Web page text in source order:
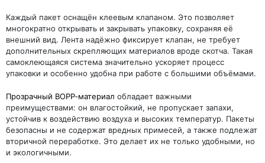
Каждый пакет оснащён клеевым клапаном. Это позволяет
многократно открывать и закрывать упаковку, сохраняя её
внешний вид. Лента надёжно фиксирует клапан, не требует
дополнительных скрепляющих материалов вроде скотча. Такая
самоклеющаяся система значительно ускоряет процесс
упаковки и особенно удобна при работе с большими объёмами.
Прозрачный BOPP‑материал обладает важными
преимуществами: он влагостойкий, не пропускает запахи,
устойчив к воздействию воздуха и высоких температур. Пакеты
безопасны и не содержат вредных примесей, а также подлежат
вторичной переработке. Это делает их не только удобными, но
и экологичными.